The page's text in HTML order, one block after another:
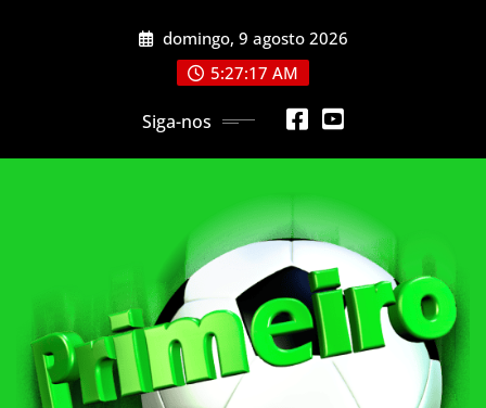
domingo, 9 agosto 2026
5:27:19 AM
Siga-nos